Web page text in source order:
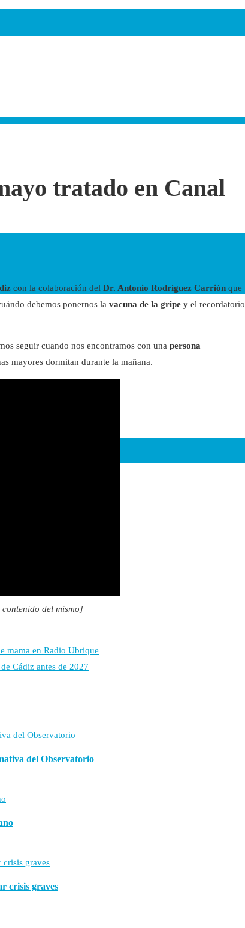
tratado en Canal
con la colaboración del Dr. Antonio Rodríguez Carrión que
debemos ponernos la vacuna de la gripe y el recordatorio
seguir cuando nos encontramos con una persona
mayores dormitan durante la mañana.
del mismo]
mama en Radio Ubrique
Cádiz antes de 2027
del Observatorio
crisis graves